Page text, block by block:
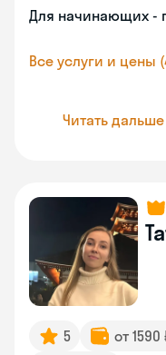
Для начинающих -
Все услуги и цены
Читать дальше
5 от